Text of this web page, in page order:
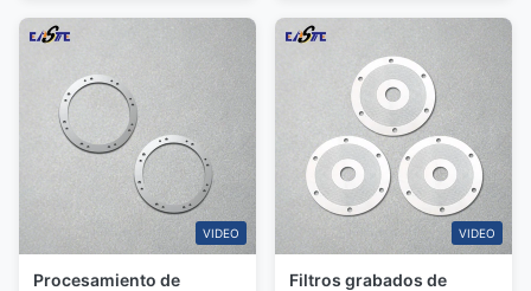
VIDEO
Procesamiento de
VIDEO
Filtros grabados de